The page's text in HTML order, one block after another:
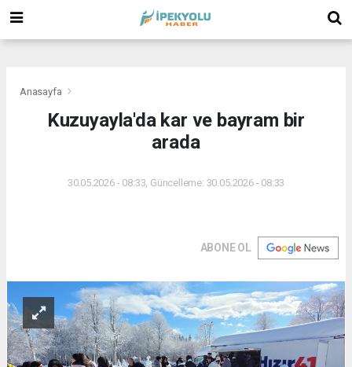
Anasayfa
Kuzuyayla'da kar ve bayram bir
arada
30.05.2026 - 08:33, Güncelleme: 30.05.2026 - 08:33
ABONE OL